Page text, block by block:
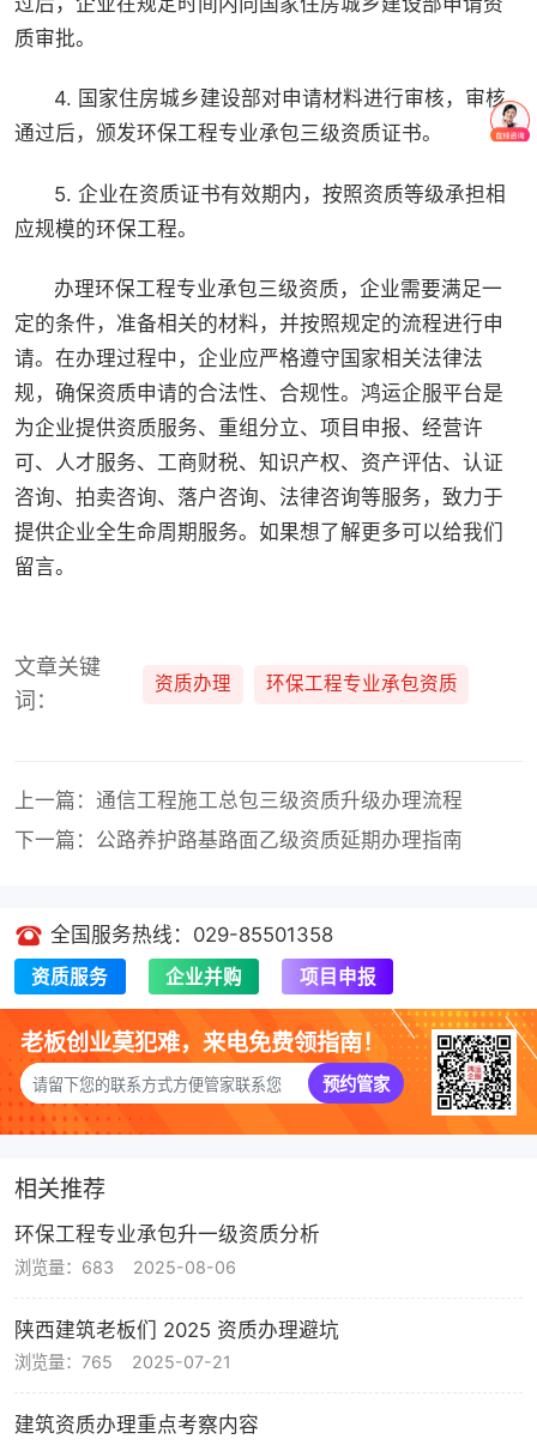
质审批。
4. 国家住房城乡建设部对申请材料进行审核，审核
通过后，颁发环保工程专业承包三级资质证书。
5. 企业在资质证书有效期内，按照资质等级承担相
应规模的环保工程。
办理环保工程专业承包三级资质，企业需要满足一
定的条件，准备相关的材料，并按照规定的流程进行申
请。在办理过程中，企业应严格遵守国家相关法律法
规，确保资质申请的合法性、合规性。鸿运企服平台是
为企业提供资质服务、重组分立、项目申报、经营许
可、人才服务、工商财税、知识产权、资产评估、认证
咨询、拍卖咨询、落户咨询、法律咨询等服务，致力于
提供企业全生命周期服务。如果想了解更多可以给我们
留言。
文章关键
词：
资质办理 环保工程专业承包资质
上一篇：通信工程施工总包三级资质升级办理流程
下一篇：公路养护路基路面乙级资质延期办理指南
全国服务热线：029-85501358
资质服务 企业并购 项目申报
老板创业莫犯难，来电免费领指南！
预约管家
相关推荐
环保工程专业承包升一级资质分析
浏览量：683 2025-08-06
陕西建筑老板们 2025 资质办理避坑
浏览量：765 2025-07-21
建筑资质办理重点考察内容